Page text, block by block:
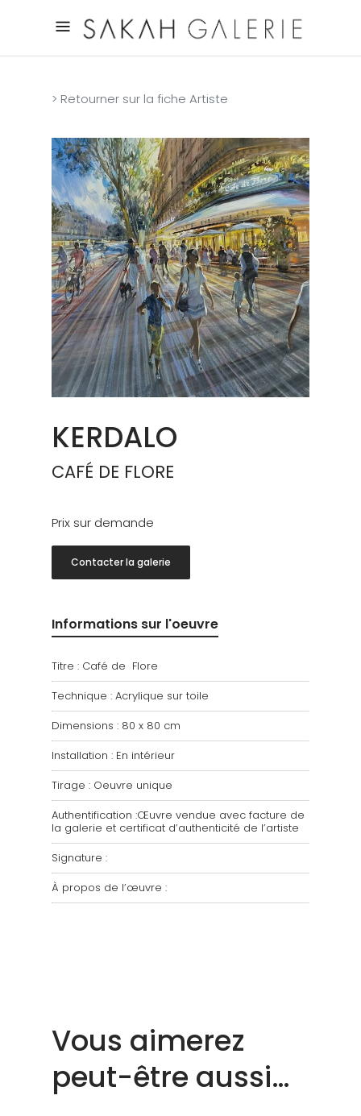
> Retourner sur la fiche Artiste
KERDALO
CAFÉ DE FLORE
Prix sur demande
Contacter la galerie
Informations sur l'oeuvre
Titre : Café de Flore
Technique : Acrylique sur toile
Dimensions : 80 x 80 cm
Installation : En intérieur
Tirage : Oeuvre unique
Authentification :Œuvre vendue avec facture de
la galerie et certificat d’authenticité de l’artiste
Signature :
À propos de l’œuvre :
Vous aimerez
peut-être aussi…